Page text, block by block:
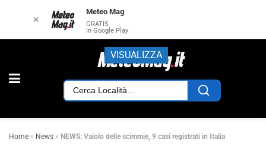
Home » News » NEWS: Vaiolo delle scimmie, 9 casi registrati in Italia
✕
Meteo Mag
GRATIS
In Google Play
VISUALIZZA